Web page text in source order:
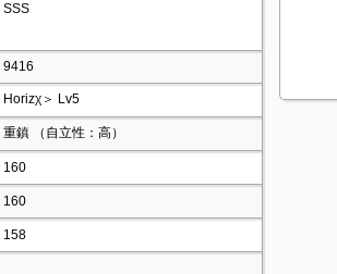
SSS
9416
Horizχ＞ Lv5
重鎮 （自立性：高）
160
160
158